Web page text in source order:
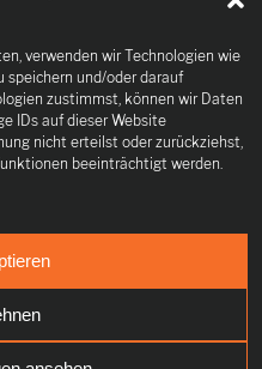
verwenden wir Technologien wie
speichern und/oder darauf
zustimmst, können wir Daten
IDs auf dieser Website
nicht erteilst oder zurückziehst,
beeinträchtigt werden.